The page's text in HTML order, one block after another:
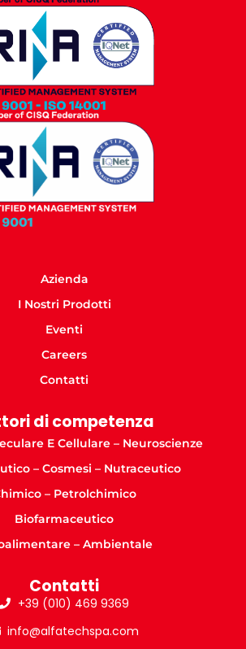
Azienda
I Nostri Prodotti
Eventi
Careers
Contatti
di competenza
E Cellulare – Neuroscienze
– Cosmesi – Nutraceutico
– Petrolchimico
Biofarmaceutico
– Ambientale
Contatti
+39 (010) 469 9369
info@alfatechspa.com